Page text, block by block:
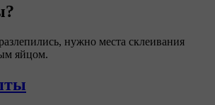
нужно места склеивания
яйцом.